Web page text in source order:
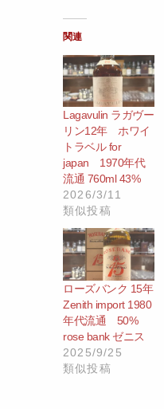
関連
Lagavulin ラガヴー
リン12年 ホワイ
トラベル for
japan 1970年代
流通 760ml 43%
2026/3/11
類似投稿
ローズバンク 15年
Zenith import 1980
年代流通 50%
rose bank ゼニス
2025/9/25
類似投稿